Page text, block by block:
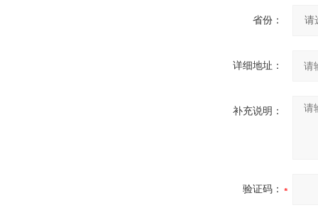
省份：
详细地址：
补充说明：
验证码：